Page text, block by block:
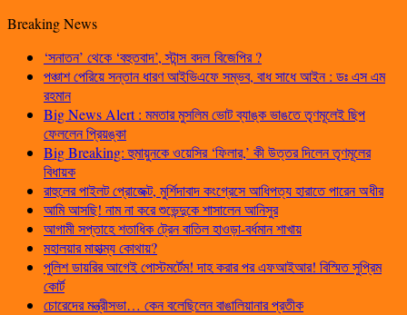
Breaking News
‘সনাতন’ থেকে ‘বহুতবাদ’, স্টান্স বদল বিজেপির ?
পঞ্চাশ পেরিয়ে সন্তান ধারণ আইভিএফে সম্ভব, বাধ সাধে আইন : ডঃ এস এম
রহমান
Big News Alert : মমতার মুসলিম ভোট ব্যাঙ্ক ভাঙতে তৃণমূলেই ছিপ
ফেললেন প্রিয়ঙ্কা
Big Breaking: হুমায়ুনকে ওয়েসির ‘ফিলার,’ কী উত্তর দিলেন তৃণমূলের
বিধায়ক
রাহুলের পাইলট প্রোজেক্ট, মুর্শিদাবাদ কংগ্রেসে আধিপত্য হারাতে পারেন অধীর
আমি আসছি! নাম না করে শুভেন্দুকে শাসালেন আনিসুর
আগামী সপ্তাহে শতাধিক ট্রেন বাতিল হাওড়া-বর্ধমান শাখায়
মহালয়ার মাহাত্ম্য কোথায়?
পুলিশ ডায়রির আগেই পোস্টমর্টেম! দাহ করার পর এফআইআর! বিস্মিত সুপ্রিম
কোর্ট
চোরেদের মন্ত্রীসভা… কেন বলেছিলেন বাঙালিয়ানার প্রতীক